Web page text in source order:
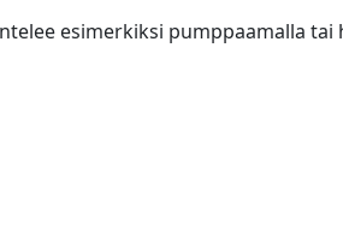
esimerkiksi pumppaamalla